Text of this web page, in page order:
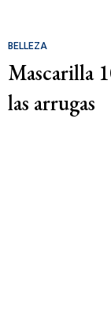
BELLEZA
Mascarilla
las arrugas